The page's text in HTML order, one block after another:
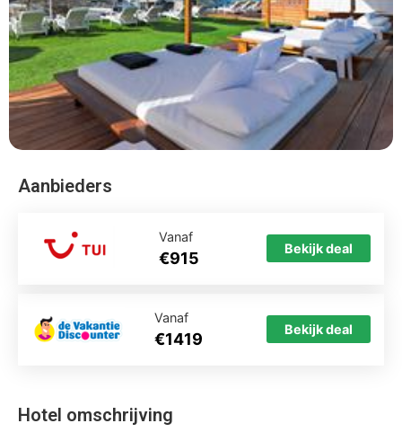
Hotel omschrijving
Aanbieders
Vanaf
€915 Bekijk deal
Vanaf
€1419 Bekijk deal